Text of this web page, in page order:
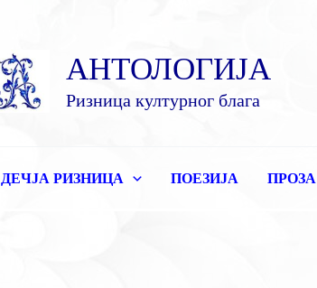
АНТОЛОГИЈА
Ризница културног блага
ДЕЧЈА РИЗНИЦА ПОЕЗИЈА ПРОЗА